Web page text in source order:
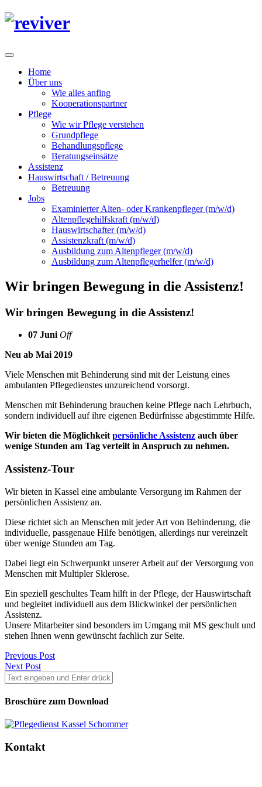
Home
Über uns
Wie alles anfing
Kooperationspartner
Pflege
Wie wir Pflege verstehen
Grundpflege
Behandlungspflege
Beratungseinsätze
Assistenz
Hauswirtschaft / Betreuung
Betreuung
Jobs
Examinierter Alten- oder Krankenpfleger (m/w/d)
Altenpflegehilfskraft (m/w/d)
Hauswirtschafter (m/w/d)
Assistenzkraft (m/w/d)
Ausbildung zum Altenpfleger (m/w/d)
Ausbildung zum Altenpflegerhelfer (m/w/d)
Wir bringen Bewegung in die Assistenz!
Wir bringen Bewegung in die Assistenz!
07 Juni Off
Neu ab Mai 2019
Viele Menschen mit Behinderung sind mit der Leistung eines
ambulanten Pflegedienstes unzureichend vorsorgt.
Menschen mit Behinderung brauchen keine Pflege nach Lehrbuch,
sondern individuell auf ihre eigenen Bedürfnisse abgestimmte Hilfe.
Wir bieten die Möglichkeitpersönliche Assistenz auch über
wenige Stunden am Tag verteilt in Anspruch zu nehmen.
Assistenz-Tour
Wir bieten in Kassel eine ambulante Versorgung im Rahmen der
persönlichen Assistenz an.
Diese richtet sich an Menschen mit jeder Art von Behinderung, die
individuelle, passgenaue Hilfe benötigen, allerdings nur vereinzelt
über wenige Stunden am Tag.
Dabei liegt ein Schwerpunkt unserer Arbeit auf der Versorgung von
Menschen mit Multipler Sklerose.
Ein speziell geschultes Team hilft in der Pflege, der Hauswirtschaft
und begleitet individuell aus dem Blickwinkel der persönlichen
Assistenz.
Unsere Mitarbeiter sind besonders im Umgang mit MS geschult und
stehen Ihnen wenn gewünscht fachlich zur Seite.
Previous Post
Next Post
Broschüre zum Download
Kontakt